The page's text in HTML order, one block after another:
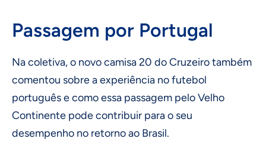
Passagem por Portugal
Na coletiva, o novo camisa 20 do Cruzeiro também
comentou sobre a experiência no futebol
português e como essa passagem pelo Velho
Continente pode contribuir para o seu
desempenho no retorno ao Brasil.